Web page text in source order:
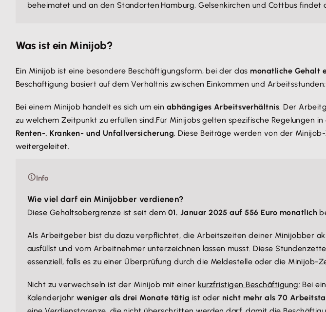
beheimatet und an den Standorten Hamburg, Gelsenkirchen und Cottbus
Was ist ein Minijob?
Ein Minijob ist eine besondere Beschäftigungsform, bei der das monatliche Gehalt
Beschäftigung basiert auf dem Verhältnis zwischen Einkommen und
Bei einem Minijob handelt es sich um ein abhängiges Arbeitsverhältnis. Der
zu welchem Zeitpunkt zu erfüllen sind.Für Minijobs gelten spezifische Regelungen
Renten-, Kranken- und Unfallversicherung. Diese Beiträge werden von der
weitergeleitet.
Info
Wie viel darf ein Minijobber verdienen?
Diese Gehaltsobergrenze ist seit dem 01. Januar 2025 auf 556 Euro monatlich
Als Arbeitgeber bist du dazu verpflichtet, die Arbeitszeiten deiner Minijobber
ausfüllst und vom Arbeitnehmer unterzeichnen lassen musst. Diese
essenziell, falls es zu einer Überprüfung durch die Meldestelle oder die Minijob-
Nicht zu verwechseln ist der Minijob mit einer kurzfristigen Beschäftigung: Bei
Kalenderjahrweniger als drei Monate tätig ist oder nicht mehr als 70